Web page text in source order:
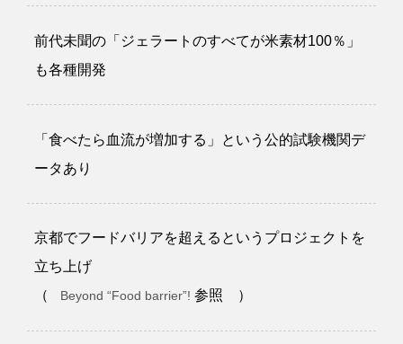
前代未聞の「ジェラートのすべてが米素材100％」
も各種開発
「食べたら血流が増加する」という公的試験機関デ
ータあり
京都でフードバリアを超えるというプロジェクトを
立ち上げ
（
Beyond “Food barrier”!参照 ）